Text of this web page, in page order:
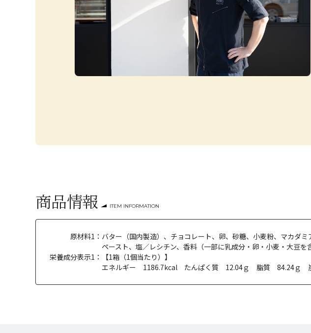
商品情報 ITEM INFORMATION
原材料1： バター（国内製造）、チョコレート、卵、砂糖、小麦粉、マカダ
ペースト、塩／レシチン、香料（一部に乳成分・卵・小麦・大豆を
栄養成分表示1：
【1箱（1個当たり）】
エネルギー 1186.7kcal たんぱく質 12.04ｇ 脂質 84.24ｇ